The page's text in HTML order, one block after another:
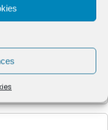
et la décision